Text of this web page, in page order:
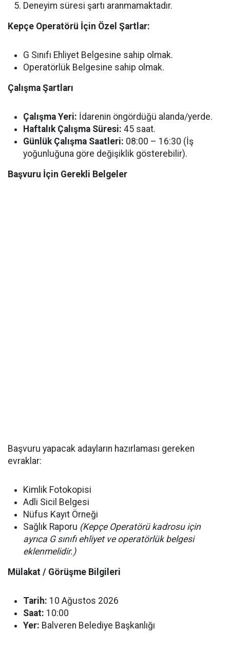
Deneyim süresi şartı aranmamaktadır.
Kepçe Operatörü İçin Özel Şartlar:
G Sınıfı Ehliyet Belgesine sahip olmak.
Operatörlük Belgesine sahip olmak.
Çalışma Şartları
Çalışma Yeri: İdarenin öngördüğü alanda/yerde.
Haftalık Çalışma Süresi: 45 saat.
Günlük Çalışma Saatleri: 08:00 – 16:30 (İş
yoğunluğuna göre değişiklik gösterebilir).
Başvuru İçin Gerekli Belgeler
Başvuru yapacak adayların hazırlaması gereken
evraklar:
Kimlik Fotokopisi
Adli Sicil Belgesi
Nüfus Kayıt Örneği
Sağlık Raporu (Kepçe Operatörü kadrosu için
ayrıca G sınıfı ehliyet ve operatörlük belgesi
eklenmelidir.)
Mülakat / Görüşme Bilgileri
Tarih: 10 Ağustos 2026
Saat: 10:00
Yer: Balveren Belediye Başkanlığı